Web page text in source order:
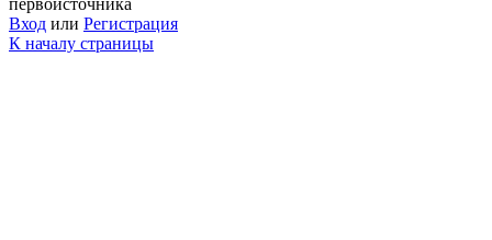
Вход или Регистрация
К началу страницы